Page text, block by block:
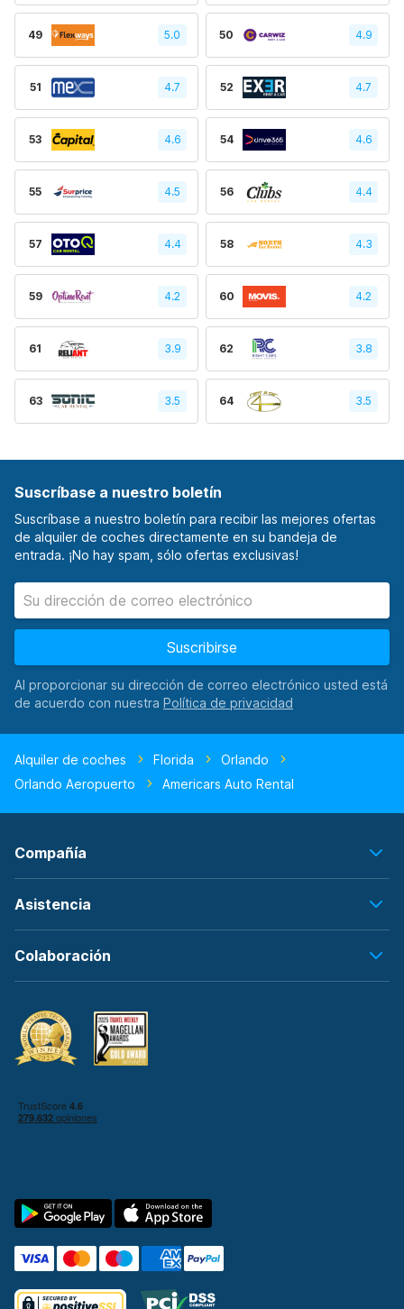
49 5.0 50 4.9
51 4.7 52 4.7
53 4.6 54 4.6
55 4.5 56 4.4
57 4.4 58 4.3
59 4.2 60 4.2
61 3.9 62 3.8
63 3.5 64 3.5
Suscríbase a nuestro boletín
Suscríbase a nuestro boletín para recibir las mejores ofertas
de alquiler de coches directamente en su bandeja de
entrada. ¡No hay spam, sólo ofertas exclusivas!
Suscribirse
Al proporcionar su dirección de correo electrónico usted está
de acuerdo con nuestra
Alquiler de coches Florida
Orlando
Orlando Aeropuerto
Americars Auto Rental
Compañía
Asistencia
Colaboración